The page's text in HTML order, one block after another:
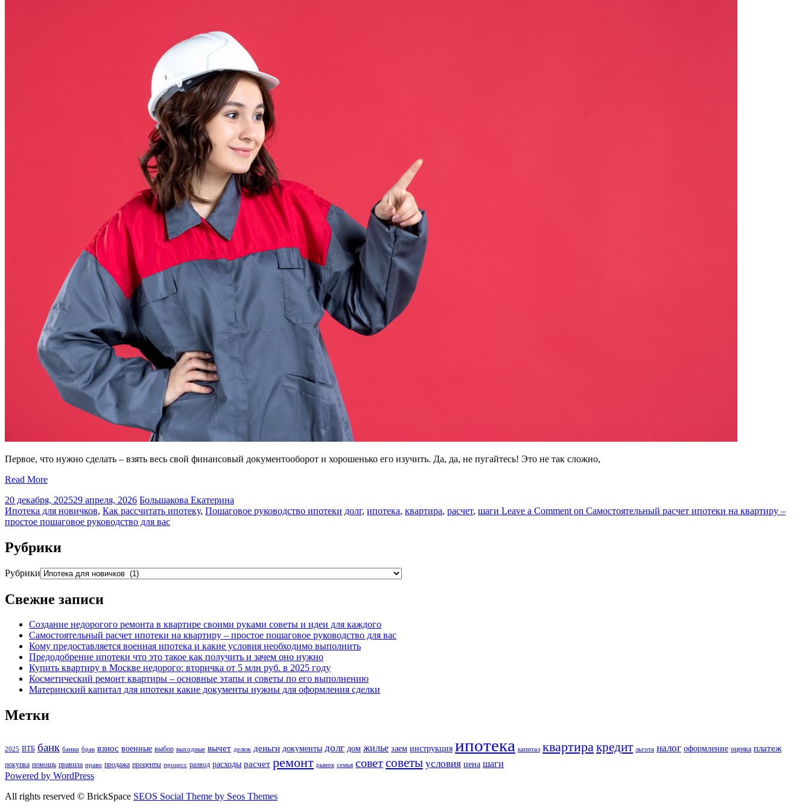
Первое, что нужно сделать – взять весь свой финансовый документооборот и хорошенько его изучить. Да, да, не пугайтесь! Это не так сложно,
Read More
20 декабря, 202529 апреля, 2026 Большакова Екатерина
Ипотека для новичков, Как рассчитать ипотеку, Пошаговое руководство ипотеки долг, ипотека, квартира, расчет, шаги Leave a Comment on Самостоятельный расчет ипотеки на квартиру –
простое пошаговое руководство для вас
Рубрики
Рубрики
Свежие записи
Создание недорогого ремонта в квартире своими руками советы и идеи для каждого
Самостоятельный расчет ипотеки на квартиру – простое пошаговое руководство для вас
Кому предоставляется военная ипотека и какие условия необходимо выполнить
Предодобрение ипотеки что это такое как получить и зачем оно нужно
Купить квартиру в Москве недорого: вторичка от 5 млн руб. в 2025 году
Косметический ремонт квартиры – основные этапы и советы по его выполнению
Материнский капитал для ипотеки какие документы нужны для оформления сделки
Метки
2025 ВТБ банк банки брак взнос военные выбор выходные вычет дележ деньги документы долг дом жилье заем инструкция ипотека капитал квартиракредит льгота налог оформление оценка платеж
покупка помощь правила право продажа проценты процесс развод расходы расчет ремонт рынок семья советсоветы условия цена шаги
Powered by WordPress
All rights reserved © BrickSpace SEOS Social Theme by Seos Themes